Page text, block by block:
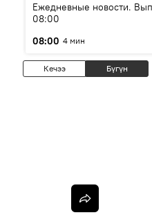
Ежедневные новости.
08:00
08:00 4 мин
Кечээ Бүгүн